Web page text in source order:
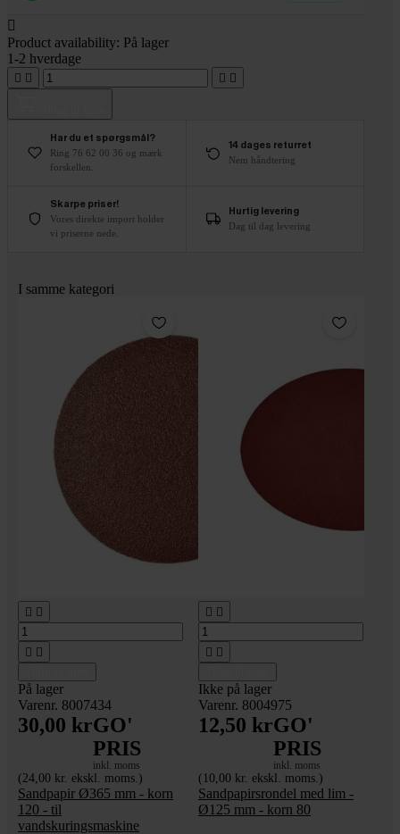

Product availability: På lager
1-2 hverdage
   
Har du et spørgsmål?
Ring 76 62 00 36 og mærk
forskellen.
14 dages returret
Nem håndtering
Skarpe priser!
Vores direkte import holder
vi priserne nede.
Hurtig levering
Dag til dag levering
I samme kategori
 
 
På lager
Varenr. 8007434
30,00 krGO'
PRIS
inkl. moms
(24,00 kr. ekskl. moms.)
Sandpapir Ø365 mm - korn
120 - til
vandskuringsmaskine
 
 
Ikke på lager
Varenr. 8004975
12,50 krGO'
PRIS
inkl. moms
(10,00 kr. ekskl. moms.)
Sandpapirsrondel med lim -
Ø125 mm - korn 80